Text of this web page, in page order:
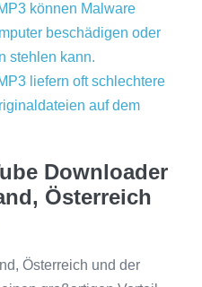
können Malware
beschädigen oder
stehlen kann.
liefern oft schlechtere
auf dem
Downloader
Österreich
Österreich und der